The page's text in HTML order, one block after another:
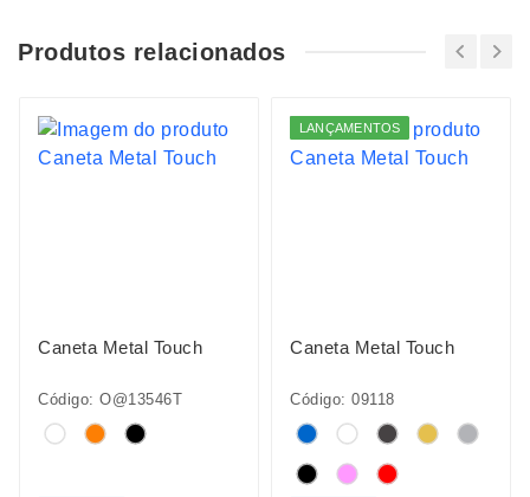
Produtos relacionados
Caneta Metal Touch
Código: O@13546T
LANÇAMENTOS
Caneta Metal Touch
Código: 09118